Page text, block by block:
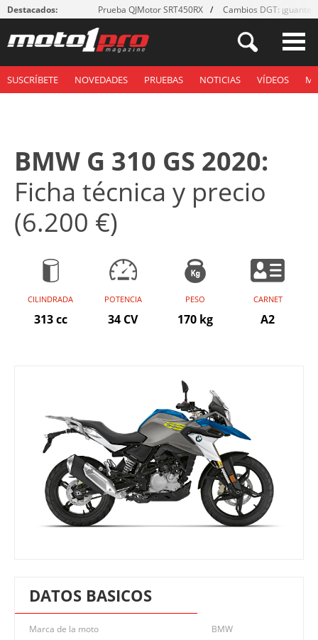
Destacados: Prueba QJMotor SRT450RX Cambios DGT: ¡guantes!
SUSCRÍBETE NOVEDADES PRUEBAS NOTICIAS VÍDEOS
BMW G 310 GS 2020:
Ficha técnica y precio
(6.200 €)
CILINDRADA
313 cc
POTENCIA
34 CV
PESO
170 kg
CARNET
A2
DATOS BASICOS
Marca de la moto BMW